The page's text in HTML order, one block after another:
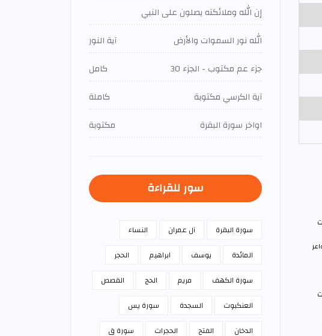
إن الله وملائكته يصلون على النبي
الله نور السموات والأرض
آية النور
جزء عم مكتوب - الجزء 30
كامل
آية الكرسي مكتوبة
كاملة
اواخر سورة البقرة
مكتوبة
سور للقراءة
سورة البقرة آل عمران
النساء
المائدة
يوسف ابراهيم
الحجر
سورة الكهف
مريم الحج
القصص
العنكبوت
السجدة
سورة يس
الدخان
الفتح الحجرات
سورة ق